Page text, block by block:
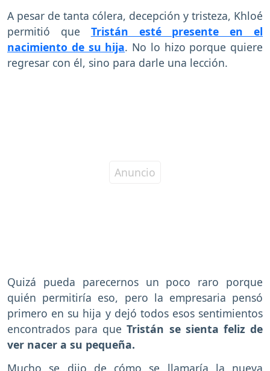
A pesar de tanta cólera, decepción y tristeza, Khloé
permitió que Tristán esté presente en el
nacimiento de su hija. No lo hizo porque quiere
regresar con él, sino para darle una lección.
Quizá pueda parecernos un poco raro porque
quién permitiría eso, pero la empresaria pensó
primero en su hija y dejó todos esos sentimientos
encontrados para queTristán se sienta feliz de
ver nacer a su pequeña.
Mucho se dijo de cómo se llamaría la nueva